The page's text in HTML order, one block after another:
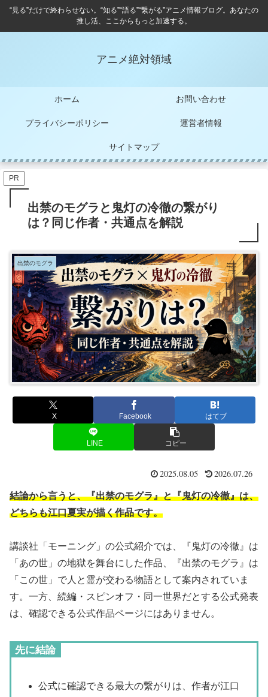
“見る”だけで終わらせない。“知る”“語る”“繋がる”アニメ情報ブログ。あなたの
推し活、ここからもっと加速する。
アニメ絶対領域
ホーム お問い合わせ
プライバシーポリシー 運営者情報
サイトマップ
PR
出禁のモグラと鬼灯の冷徹の繋がり
は？同じ作者・共通点を解説
出禁のモグラ
X Facebook はてブ
LINE コピー
2025.08.05 2026.07.26
結論から言うと、『出禁のモグラ』と『鬼灯の冷徹』は、
どちらも江口夏実が描く作品です。
講談社「モーニング」の公式紹介では、『鬼灯の冷徹』は
「あの世」の地獄を舞台にした作品、『出禁のモグラ』は
「この世」で人と霊が交わる物語として案内されていま
す。一方、続編・スピンオフ・同一世界だとする公式発表
は、確認できる公式作品ページにはありません。
先に結論
公式に確認できる最大の繋がりは、作者が江口